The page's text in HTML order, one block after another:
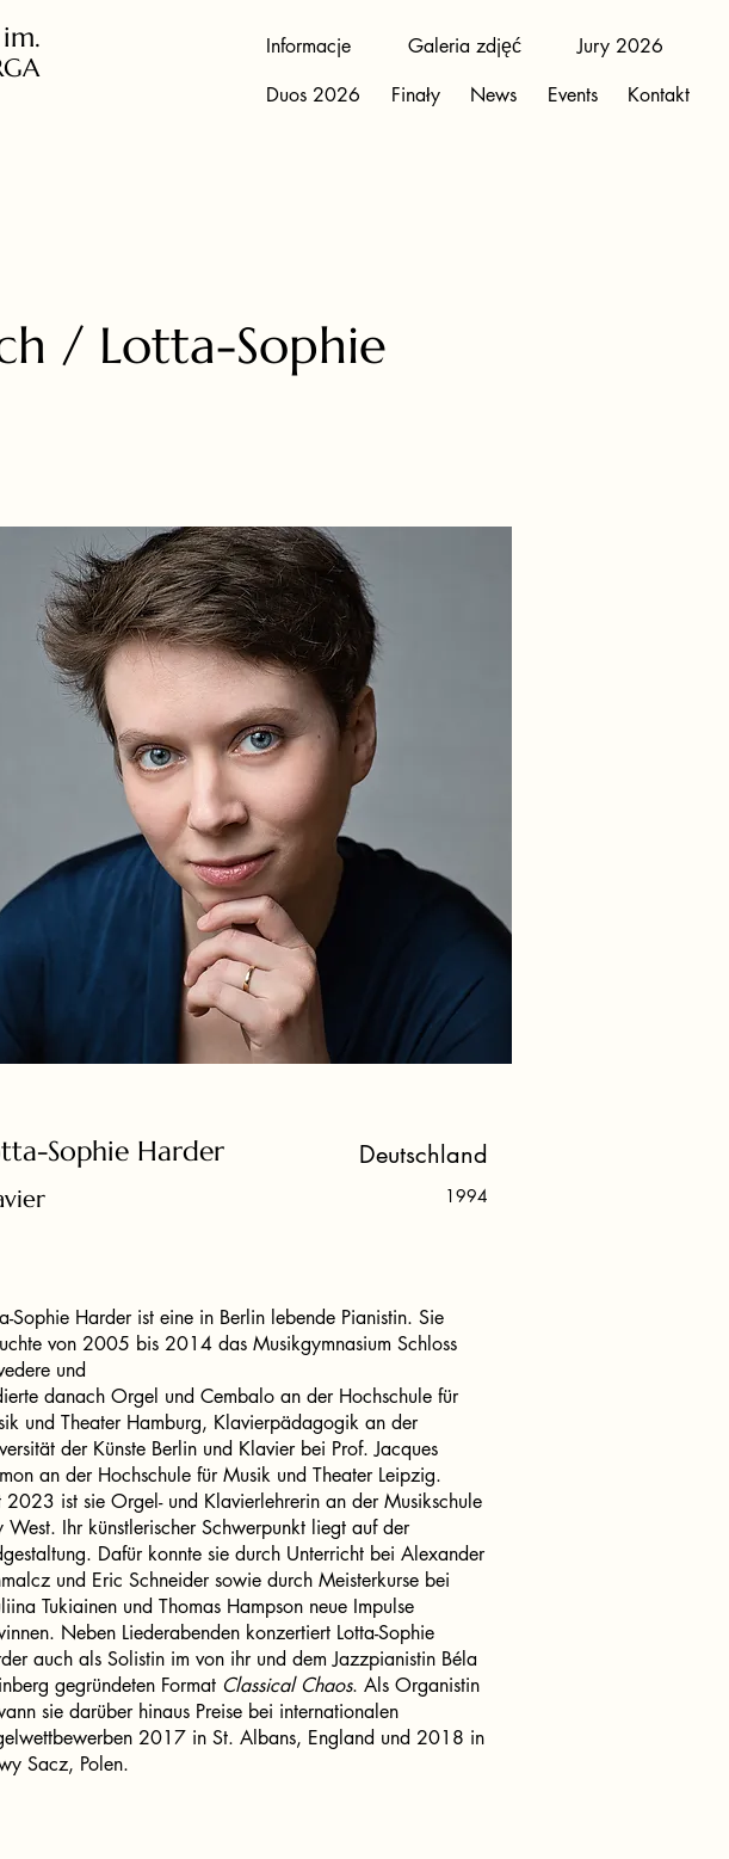
Informacje Galeria zdjęć
Jury 2026
Duos 2026
Finały News Events Kontakt
/ Lotta-Sophie
Sophie Harder Deutschland
1994
Sophie Harder ist eine in Berlin lebende Pianistin. Sie
von 2005 bis 2014 das Musikgymnasium Schloss
und
danach Orgel und Cembalo an der Hochschule für
und Theater Hamburg, Klavierpädagogik an der
der Künste Berlin und Klavier bei Prof. Jacques
an der Hochschule für Musik und Theater Leipzig.
2023 ist sie Orgel- und Klavierlehrerin an der Musikschule
West. Ihr künstlerischer Schwerpunkt liegt auf der
Dafür konnte sie durch Unterricht bei Alexander
und Eric Schneider sowie durch Meisterkurse bei
Tukiainen und Thomas Hampson neue Impulse
Neben Liederabenden konzertiert Lotta-Sophie
auch als Solistin im von ihr und dem Jazzpianistin Béla
gegründeten Format Classical Chaos. Als Organistin
sie darüber hinaus Preise bei internationalen
2017 in St. Albans, England und 2018 in
Sacz, Polen.